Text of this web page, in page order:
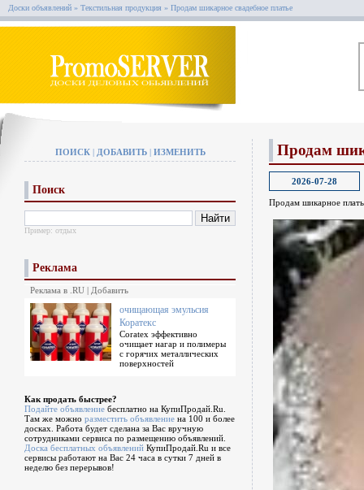
Доски объявлений » Текстильная продукция » Продам шикарное свадебное платье
ПОИСК| ДОБАВИТЬ| ИЗМЕНИТЬ
Поиск
Пример: отдых
Реклама
Реклама в .RU | Добавить
очищающая эмульсия
Коратекс
Coratex эффективно
очищает нагар и полимеры
с горячих металлических
поверхностей
Как продать быстрее?
Подайте объявление бесплатно на КупиПродай.Ru.
Там же можно разместить объявление на 100 и более
досках. Работа будет сделана за Вас вручную
сотрудниками сервиса по размещению объявлений.
Доска бесплатных объявлений КупиПродай.Ru и все
сервисы работают на Вас 24 часа в сутки 7 дней в
неделю без перерывов!
Продам
2026-07-28
Продам шикарное